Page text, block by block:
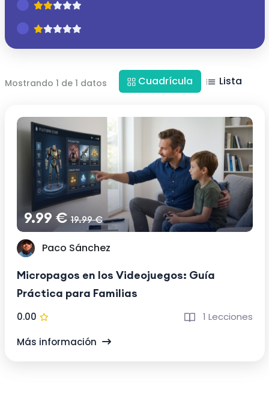
Mostrando 1 de 1 datos Cuadrícula Lista
9.99 €19.99 €
Paco Sánchez
Micropagos en los Videojuegos: Guía
Práctica para Familias
0.00
1 Lecciones
Más información